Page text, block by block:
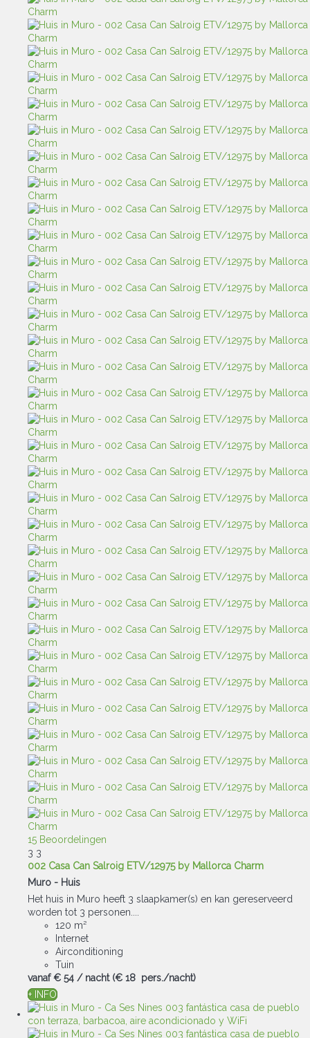
15 Beoordelingen
3 3
002 Casa Can Salroig ETV/12975 by Mallorca Charm
Muro - Huis
Het huis in Muro heeft 3 slaapkamer(s) en kan gereserveerd
worden tot 3 personen....
120 m²
Internet
Airconditioning
Tuin
vanaf € 54 / nacht (€ 18 pers./nacht)
+ INFO